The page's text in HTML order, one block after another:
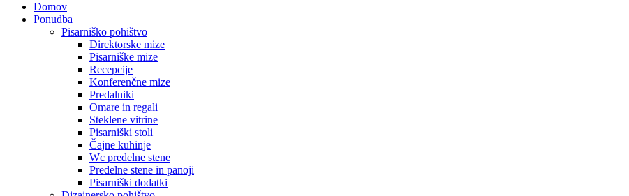
Domov
Ponudba
Pisarniško pohištvo
Direktorske mize
Pisarniške mize
Recepcije
Konferenčne mize
Predalniki
Omare in regali
Steklene vitrine
Pisarniški stoli
Čajne kuhinje
Wc predelne stene
Predelne stene in panoji
Pisarniški dodatki